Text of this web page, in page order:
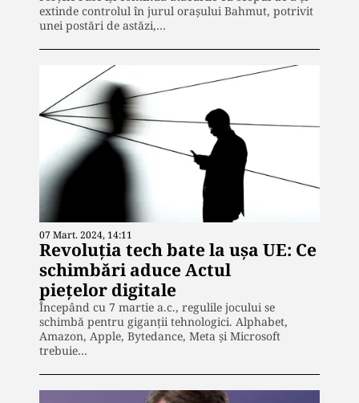
extinde controlul în jurul orașului Bahmut, potrivit
unei postări de astăzi,…
07 Mart. 2024, 14:11
Revoluția tech bate la ușa UE: Ce
schimbări aduce Actul
piețelor digitale
Începând cu 7 martie a.c., regulile jocului se
schimbă pentru giganții tehnologici. Alphabet,
Amazon, Apple, Bytedance, Meta și Microsoft
trebuie…